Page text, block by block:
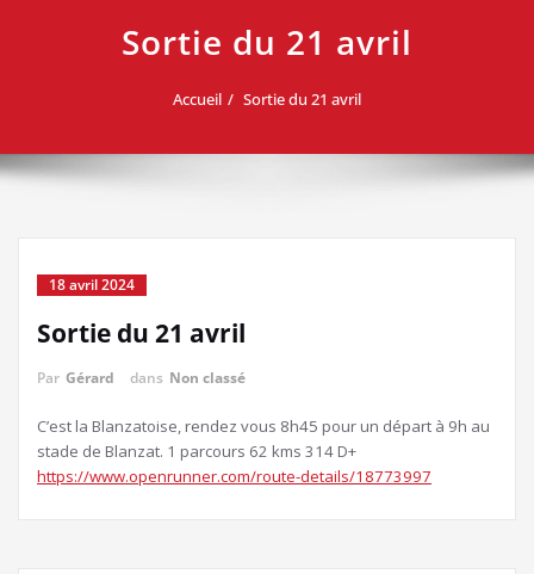
Sortie du 21 avril
Accueil Sortie du 21 avril
18 avril 2024
Sortie du 21 avril
Par Gérard dans Non classé
C’est la Blanzatoise, rendez vous 8h45 pour un départ à 9h au
stade de Blanzat. 1 parcours 62 kms 314 D+
https://www.openrunner.com/route-details/18773997